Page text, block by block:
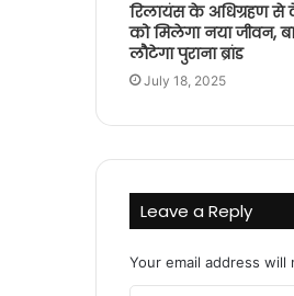
रिलायंस के अधिग्रहण से
को मिलेगा नया जीवन,
लौटेगा पुराना ब्रांड
July 18, 2025
Leave a Reply
Your email address will